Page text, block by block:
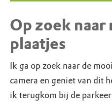
Op zoek naar
plaatjes
Ik ga op zoek naar de
camera en geniet van dit
ik terugkom bij de